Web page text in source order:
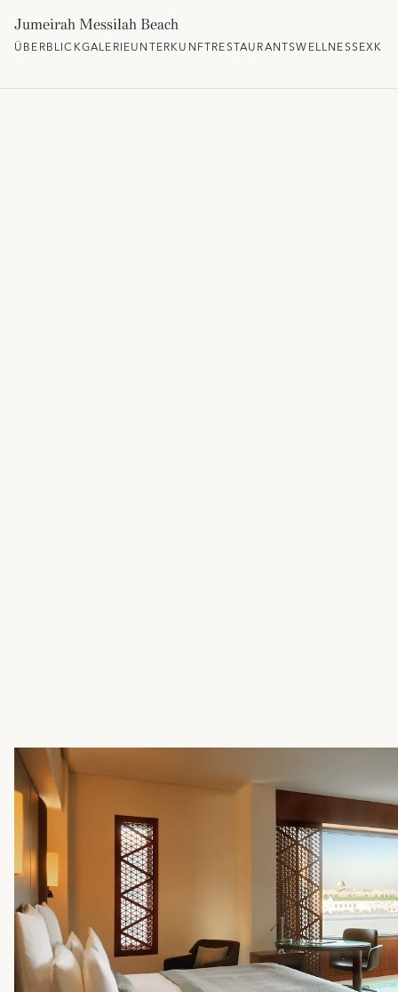
Jumeirah Messilah Beach
ÜBERBLICKGALERIEUNTERKUNFTRESTAURANTSWELLNESS